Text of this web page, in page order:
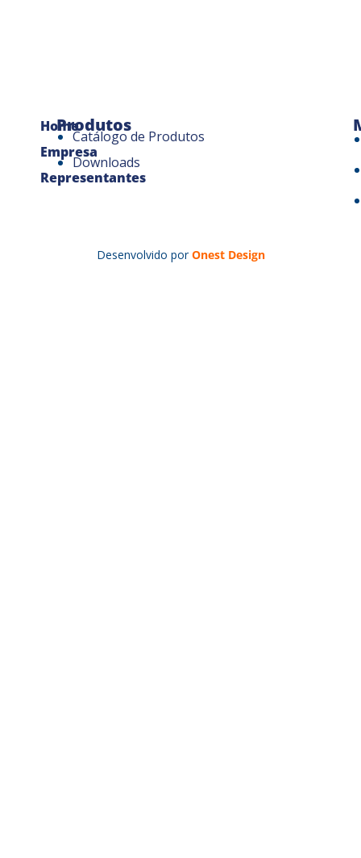
Home
Empresa
Representantes
Produtos
Catálogo de Produtos
Downloads
Desenvolvido por Onest Design